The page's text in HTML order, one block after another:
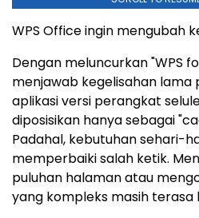
WPS Office ingin mengubah
Dengan meluncurkan "WPS
menjawab kegelisahan
aplikasi versi perangkat
diposisikan hanya sebagai
Padahal, kebutuhan sehari-
memperbaiki salah ketik.
puluhan halaman atau
yang kompleks masih